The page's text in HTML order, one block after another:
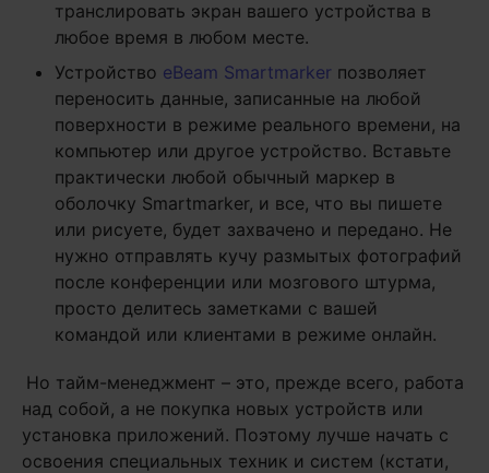
транслировать экран вашего устройства в
любое время в любом месте.
Устройство eBeam Smartmarker позволяет
переносить данные, записанные на любой
поверхности в режиме реального времени, на
компьютер или другое устройство. Вставьте
практически любой обычный маркер в
оболочку Smartmarker, и все, что вы пишете
или рисуете, будет захвачено и передано. Не
нужно отправлять кучу размытых фотографий
после конференции или мозгового штурма,
просто делитесь заметками с вашей
командой или клиентами в режиме онлайн.
Но тайм-менеджмент – это, прежде всего, работа
над собой, а не покупка новых устройств или
установка приложений. Поэтому лучше начать с
освоения специальных техник и систем (кстати,